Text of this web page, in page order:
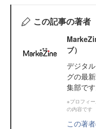
この記事の著者
ブ）
デジタ
グの最
集部です
※プロフィ
の内容です
この著